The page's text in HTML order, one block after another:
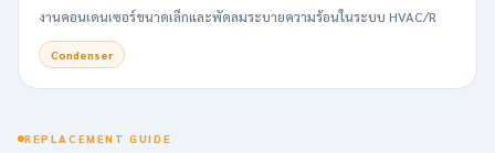
งานคอนเดนเซอร์ขนาดเล็กและพัดลมระบายความร้อนในระบบ HVAC/R
Condenser
REPLACEMENT GUIDE